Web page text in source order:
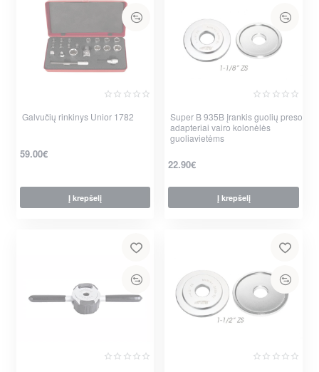
Galvučių rinkinys Unior 1782
59.00€
Į krepšelį
Super B 935B įrankis guolių preso
adapteriai vairo kolonėlės
guoliavietėms
22.90€
Į krepšelį